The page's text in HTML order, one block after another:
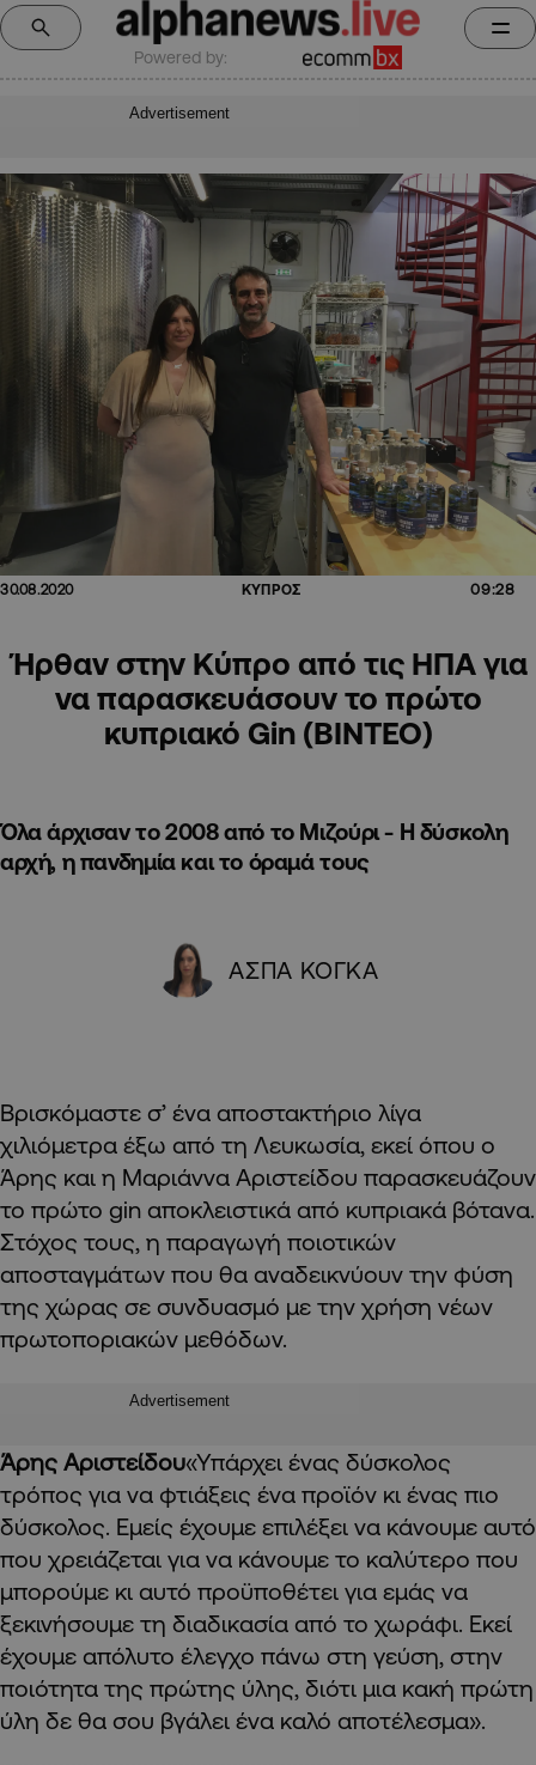
Powered by:
Advertisement
30.08.2020 ΚΥΠΡΟΣ 09:28
Ήρθαν στην Κύπρο από τις ΗΠΑ για
να παρασκευάσουν το πρώτο
κυπριακό Gin (ΒΙΝΤΕΟ)
Όλα άρχισαν το 2008 από το Μιζούρι - Η δύσκολη
αρχή, η πανδημία και το όραμά τους
ΑΣΠΑ ΚΟΓΚΑ
Βρισκόμαστε σ’ ένα αποστακτήριο λίγα
χιλιόμετρα έξω από τη Λευκωσία, εκεί όπου ο
Άρης και η Μαριάννα Αριστείδου παρασκευάζουν
το πρώτο gin αποκλειστικά από κυπριακά βότανα.
Στόχος τους, η παραγωγή ποιοτικών
αποσταγμάτων που θα αναδεικνύουν την φύση
της χώρας σε συνδυασμό με την χρήση νέων
πρωτοποριακών μεθόδων.
Advertisement
Άρης Αριστείδου«Υπάρχει ένας δύσκολος
τρόπος για να φτιάξεις ένα προϊόν κι ένας πιο
δύσκολος. Εμείς έχουμε επιλέξει να κάνουμε αυτό
που χρειάζεται για να κάνουμε το καλύτερο που
μπορούμε κι αυτό προϋποθέτει για εμάς να
ξεκινήσουμε τη διαδικασία από το χωράφι. Εκεί
έχουμε απόλυτο έλεγχο πάνω στη γεύση, στην
ποιότητα της πρώτης ύλης, διότι μια κακή πρώτη
ύλη δε θα σου βγάλει ένα καλό αποτέλεσμα».